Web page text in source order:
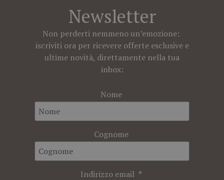
Newsletter
Non perderti nemmeno un’emozione:
iscriviti ora per ricevere offerte esclusive e
ultime novità, direttamente nella tua
inbox:
Nome
Cognome
Indirizzo email